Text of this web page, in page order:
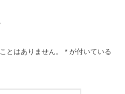
とはありません。 * が付いている